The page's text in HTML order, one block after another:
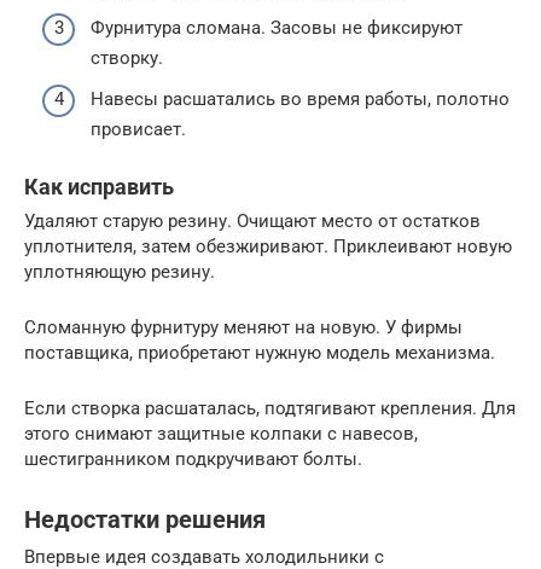
Фурнитура сломана. Засовы не фиксируют
створку.
Навесы расшатались во время работы, полотно
провисает.
Как исправить
Удаляют старую резину. Очищают место от остатков
уплотнителя, затем обезжиривают. Приклеивают новую
уплотняющую резину.
Сломанную фурнитуру меняют на новую. У фирмы
поставщика, приобретают нужную модель механизма.
Если створка расшаталась, подтягивают крепления. Для
этого снимают защитные колпаки с навесов,
шестигранником подкручивают болты.
Недостатки решения
Впервые идея создавать холодильники с